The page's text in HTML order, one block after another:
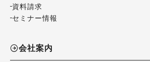
資料請求
セミナー情報
会社案内